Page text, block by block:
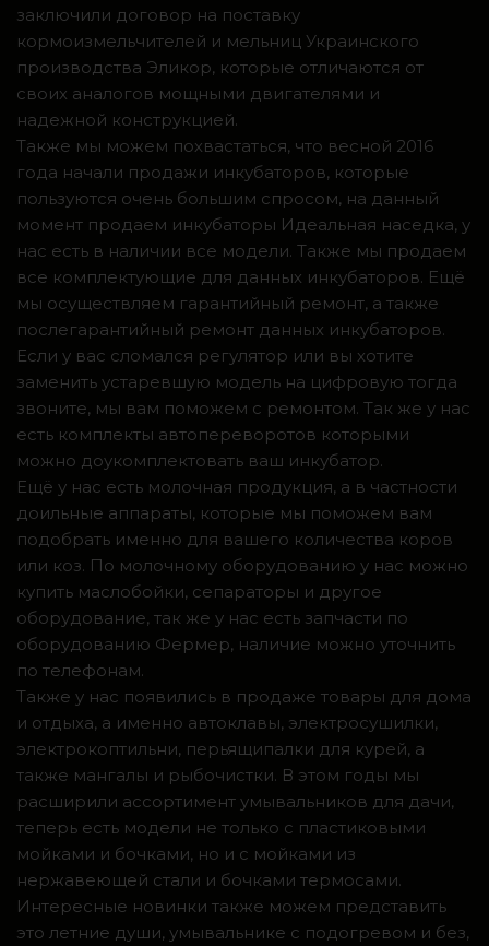
заключили договор на поставку
кормоизмельчителей и мельниц Украинского
производства Эликор, которые отличаются от
своих аналогов мощными двигателями и
надежной конструкцией.
Также мы можем похвастаться, что весной 2016
года начали продажи инкубаторов, которые
пользуются очень большим спросом, на данный
момент продаем инкубаторы Идеальная наседка, у
нас есть в наличии все модели. Также мы продаем
все комплектующие для данных инкубаторов. Ещё
мы осуществляем гарантийный ремонт, а также
послегарантийный ремонт данных инкубаторов.
Если у вас сломался регулятор или вы хотите
заменить устаревшую модель на цифровую тогда
звоните, мы вам поможем с ремонтом. Так же у нас
есть комплекты автопереворотов которыми
можно доукомплектовать ваш инкубатор.
Ещё у нас есть молочная продукция, а в частности
доильные аппараты, которые мы поможем вам
подобрать именно для вашего количества коров
или коз. По молочному оборудованию у нас можно
купить маслобойки, сепараторы и другое
оборудование, так же у нас есть запчасти по
оборудованию Фермер, наличие можно уточнить
по телефонам.
Также у нас появились в продаже товары для дома
и отдыха, а именно автоклавы, электросушилки,
электрокоптильни, перьящипалки для курей, а
также мангалы и рыбочистки. В этом годы мы
расширили ассортимент умывальников для дачи,
теперь есть модели не только с пластиковыми
мойками и бочками, но и с мойками из
нержавеющей стали и бочками термосами.
Интересные новинки также можем представить
это летние души, умывальнике с подогревом и без,